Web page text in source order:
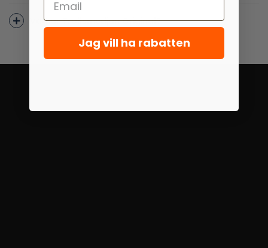
Vad är Trollsmedjan Original?
Jag vill ha rabatten